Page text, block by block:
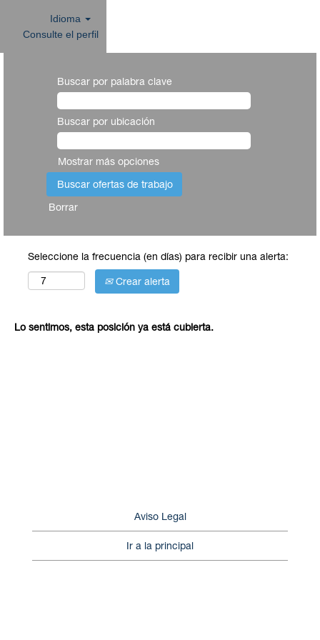
Idioma
Consulte el perfil
Buscar por palabra clave
Buscar por ubicación
Mostrar más opciones
Borrar
Seleccione la frecuencia (en días) para recibir una alerta:
Crear alerta
Lo sentimos, esta posición ya está cubierta.
Aviso Legal
Ir a la principal